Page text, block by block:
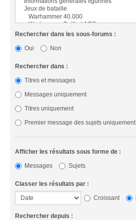
Rechercher dans les sous-forums :
Oui
Non
Rechercher dans :
Titres et messages
Messages uniquement
Titres uniquement
Premier message des sujets uniquement
Afficher les résultats sous forme de :
Messages
Sujets
Classer les résultats par :
Croissant
Rechercher depuis :